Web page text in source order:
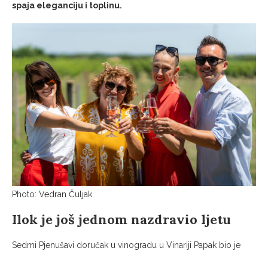
spaja eleganciju i toplinu.
Photo: Vedran Čuljak
Ilok je još jednom nazdravio ljetu
Sedmi Pjenušavi doručak u vinogradu u Vinariji Papak bio je